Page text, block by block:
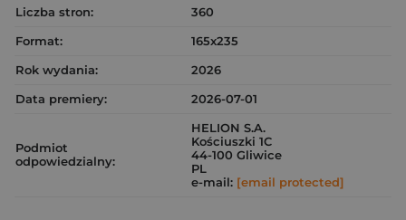
Liczba stron:
360
Format:
165x235
Rok wydania:
2026
Data premiery:
2026-07-01
Podmiot
odpowiedzialny:
HELION S.A.
Kościuszki 1C
44-100 Gliwice
PL
e-mail: [email protected]